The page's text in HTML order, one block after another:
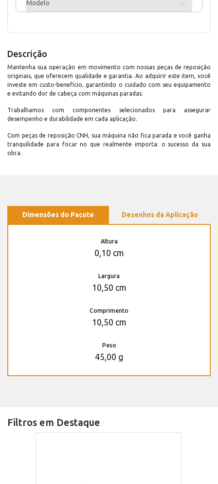
Modelo
Descrição
Mantenha sua operação em movimento com nossas peças de reposição
originais, que oferecem qualidade e garantia. Ao adquirir este item, você
investe em custo-benefício, garantindo o cuidado com seu equipamento
e evitando dor de cabeça com máquinas paradas.
Trabalhamos com componentes selecionados para assegurar
desempenho e durabilidade em cada aplicação.
Com peças de reposição CNH, sua máquina não fica parada e você ganha
tranquilidade para focar no que realmente importa: o sucesso da sua
obra.
Dimensões do Pacote Desenhos da Aplicação
Altura
0,10 cm
Largura
10,50 cm
Comprimento
10,50 cm
Peso
45,00 g
Filtros em Destaque